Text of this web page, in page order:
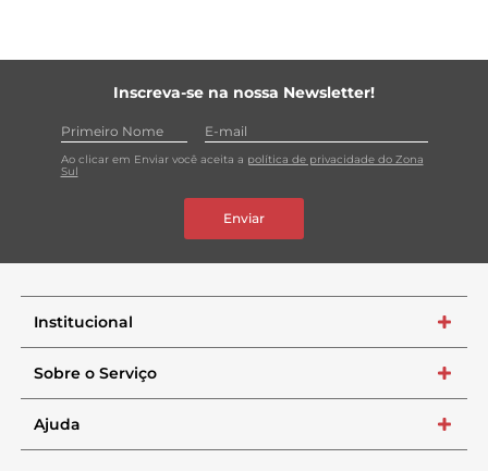
Inscreva-se na nossa Newsletter!
Ao clicar em Enviar você aceita a política de privacidade do Zona
Sul
Enviar
Institucional +
Sobre o Serviço +
Ajuda +